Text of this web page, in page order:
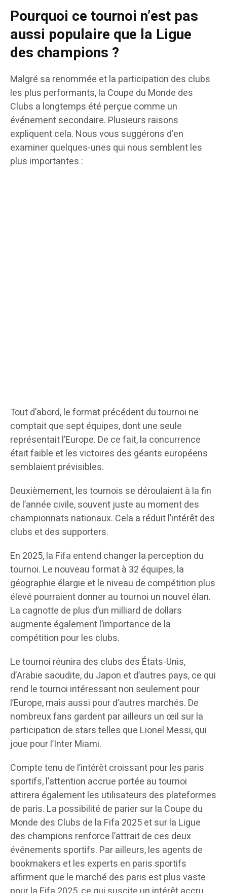
Pourquoi ce tournoi n’est pas
aussi populaire que la Ligue
des champions ?
Malgré sa renommée et la participation des clubs
les plus performants, la Coupe du Monde des
Clubs a longtemps été perçue comme un
événement secondaire. Plusieurs raisons
expliquent cela. Nous vous suggérons d’en
examiner quelques-unes qui nous semblent les
plus importantes :
Tout d’abord, le format précédent du tournoi ne
comptait que sept équipes, dont une seule
représentait l’Europe. De ce fait, la concurrence
était faible et les victoires des géants européens
semblaient prévisibles.
Deuxièmement, les tournois se déroulaient à la fin
de l’année civile, souvent juste au moment des
championnats nationaux. Cela a réduit l’intérêt des
clubs et des supporters.
En 2025, la Fifa entend changer la perception du
tournoi. Le nouveau format à 32 équipes, la
géographie élargie et le niveau de compétition plus
élevé pourraient donner au tournoi un nouvel élan.
La cagnotte de plus d’un milliard de dollars
augmente également l’importance de la
compétition pour les clubs.
Le tournoi réunira des clubs des États-Unis,
d’Arabie saoudite, du Japon et d’autres pays, ce qui
rend le tournoi intéressant non seulement pour
l’Europe, mais aussi pour d’autres marchés. De
nombreux fans gardent par ailleurs un œil sur la
participation de stars telles que Lionel Messi, qui
joue pour l’Inter Miami.
Compte tenu de l’intérêt croissant pour les paris
sportifs, l’attention accrue portée au tournoi
attirera également les utilisateurs des plateformes
de paris. La possibilité de parier sur la Coupe du
Monde des Clubs de la Fifa 2025 et sur la Ligue
des champions renforce l’attrait de ces deux
événements sportifs. Par ailleurs, les agents de
bookmakers et les experts en paris sportifs
affirment que le marché des paris est plus vaste